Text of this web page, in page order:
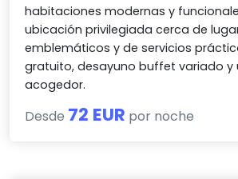
habitaciones modernas y
ubicación privilegiada cerca de
emblemáticos y de servicios
gratuito, desayuno buffet variado y
acogedor.
Desde 72 EUR por noche